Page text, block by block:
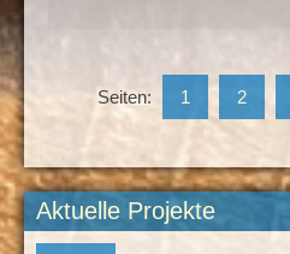
Seiten: 1 2
Aktuelle Projekte